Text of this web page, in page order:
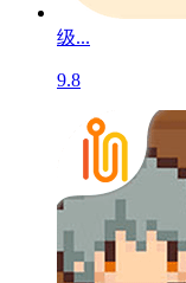
级...
9.8